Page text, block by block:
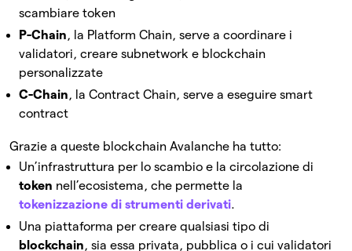
scambiare token
P-Chain, la Platform Chain, serve a coordinare i
validatori, creare subnetwork e blockchain
personalizzate
C-Chain, la Contract Chain, serve a eseguire smart
contract
Grazie a queste blockchain Avalanche ha tutto:
Un’infrastruttura per lo scambio e la circolazione di
token nell’ecosistema, che permette la
tokenizzazione di strumenti derivati.
Una piattaforma per creare qualsiasi tipo di
blockchain, sia essa privata, pubblica o i cui validatori